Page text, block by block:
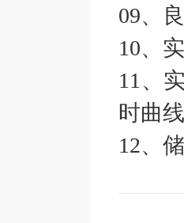
09、
10、
11、
时曲
12、